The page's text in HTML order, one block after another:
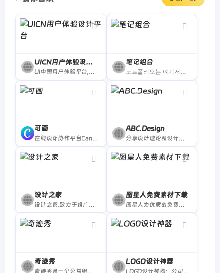
UICN用户体验设计平台
UI中国用户体验平台,中国用户体验联盟理事单位。国内极具影响力的设计平台之一。十多年来,携手会员150万+,共同致力于为设计师与企业搭建健康的设计生态！
笔记组合
노트폴리오는 여기저기 흩어져 있는 아티스트와 디자이너들이 한 곳에 모여 자신의 작업을 공개하고 이야기하는 공간으로 스터닝에서 서비스합니다.
可画
在线设计协作平台Canva可画提供了海量的设计模板，涵盖海报、简历、名片、Logo、PPT、手抄报、二维码、Banner等数十种平面设计场景，更有千款中英文字体及千万张正版图片素材可供使用。精彩设计，随时随地！
ABC.Design
分享设计理论和设计方法的自媒体
设计之家
设计之家,致力于推广最新的设计理念，关注最新的设计动态,涵盖平面设计,包装设计,网页设计,室内设计,工业设计,插画设计,艺术设计,设计大赛等领域.
图星人免费素材下载
图星人为优质的免费图片素材网,可免费下载200万+高清图片素材,免费素材库提供平面设计PC/手机模板图片素材、海报、封面、宣传、广告等PSD,PNG,AI设计源格式,覆盖10000+行业设计图片,包括旅游、房产、餐饮美食、汽车、美容、服装等
奇迹秀
奇迹秀是一个公益组织，为设计师提供设计干货及资源，站内所有收集的资源都能免费下载，且资源都经过组织成员测试后再发布，保证资源绿色，大家可放心使用，
LOGO设计神器
LOGO设计神器；公司logo在线设计生成器 - 标小智LOGO神器